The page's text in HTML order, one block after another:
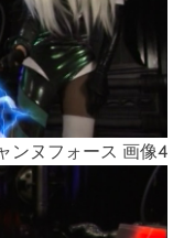
ンヌフォース 画像4